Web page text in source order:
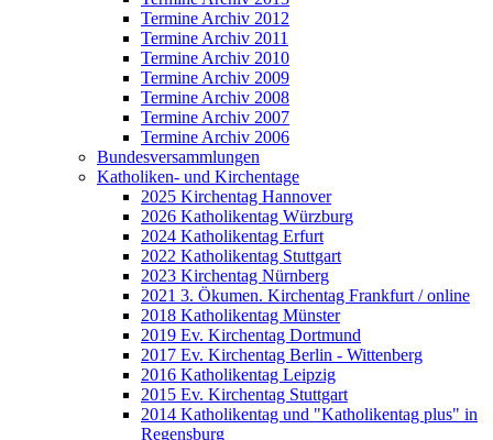
Termine Archiv 2012
Termine Archiv 2011
Termine Archiv 2010
Termine Archiv 2009
Termine Archiv 2008
Termine Archiv 2007
Termine Archiv 2006
Bundesversammlungen
Katholiken- und Kirchentage
2025 Kirchentag Hannover
2026 Katholikentag Würzburg
2024 Katholikentag Erfurt
2022 Katholikentag Stuttgart
2023 Kirchentag Nürnberg
2021 3. Ökumen. Kirchentag Frankfurt / online
2018 Katholikentag Münster
2019 Ev. Kirchentag Dortmund
2017 Ev. Kirchentag Berlin - Wittenberg
2016 Katholikentag Leipzig
2015 Ev. Kirchentag Stuttgart
2014 Katholikentag und "Katholikentag plus" in
Regensburg